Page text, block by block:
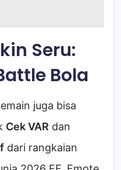
Seru:
Bola
juga bisa
Cek VAR dan
dari rangkaian